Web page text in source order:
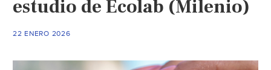
usa
ml
estudio de Ecolab (Milenio)
22 ENERO 2026